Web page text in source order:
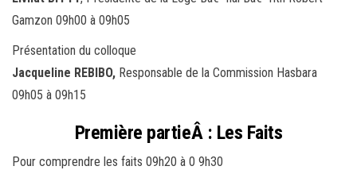
Gamzon 09h00 à 09h05
Présentation du colloque
Jacqueline REBIBO, Responsable de la Commission Hasbara
09h05 à 09h15
Première partieÂ : Les Faits
Pour comprendre les faits 09h20 à 0 9h30